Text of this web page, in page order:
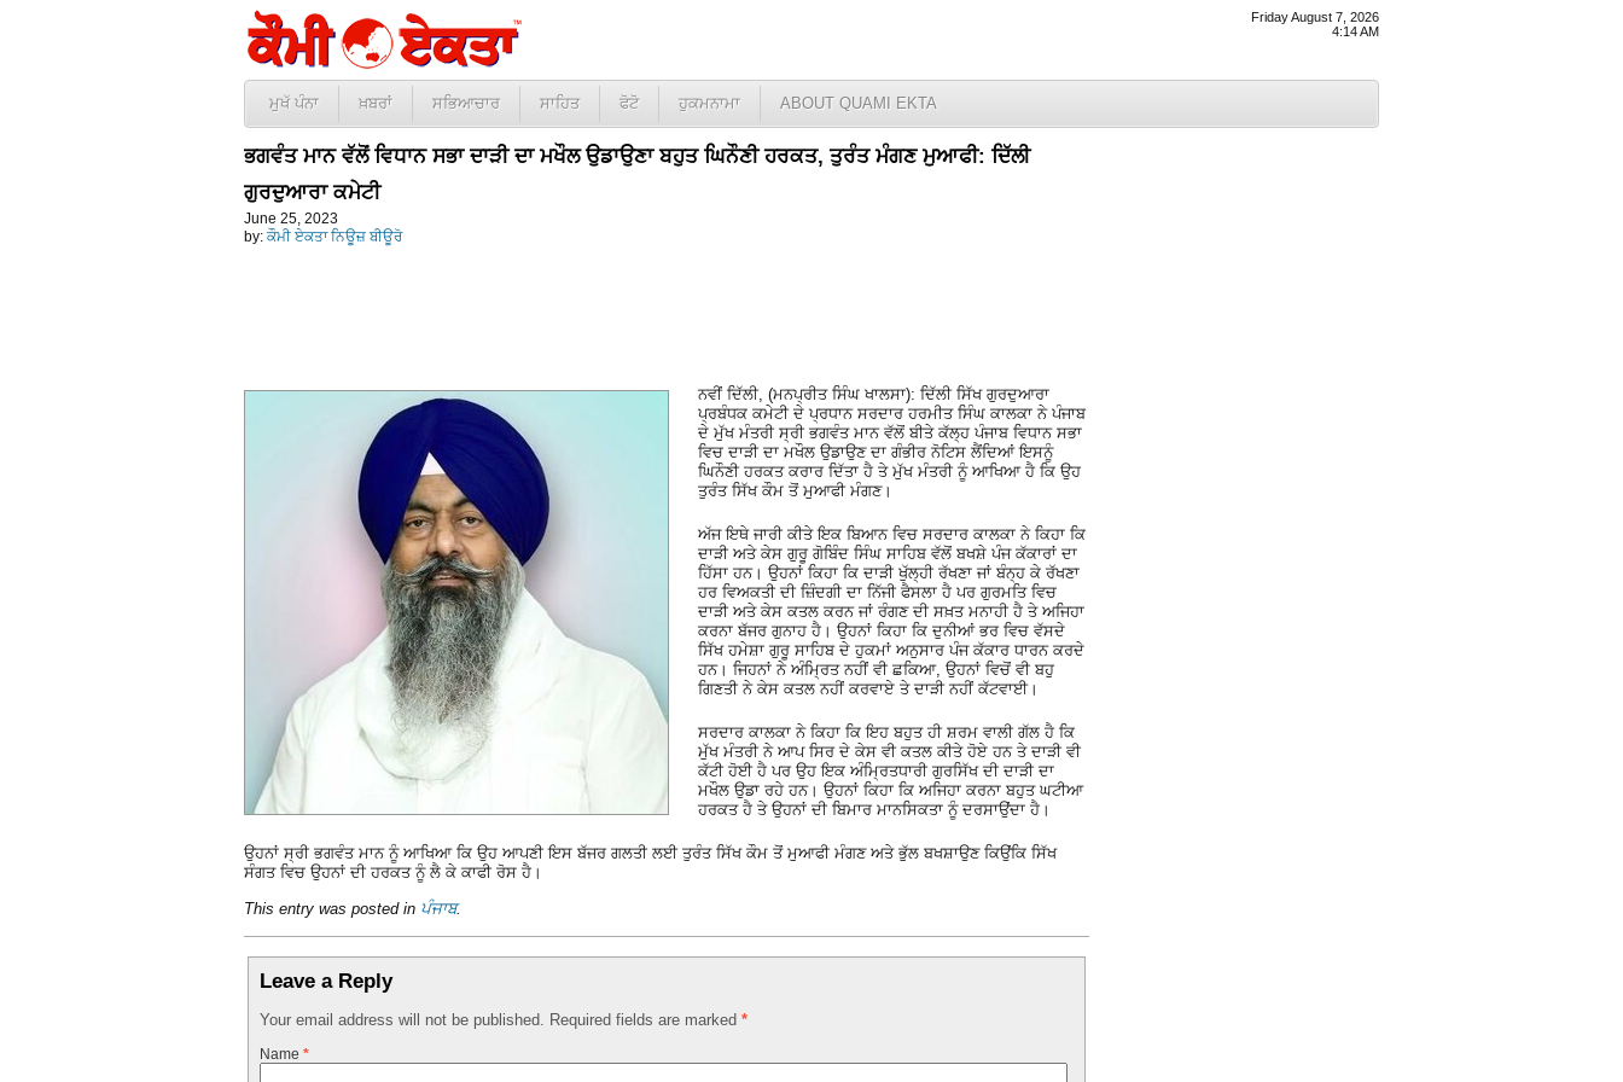
Friday August 7, 2026
4:14 AM
ਮੁਖੱ ਪੰਨਾ ਖ਼ਬਰਾਂ ਸਭਿਆਚਾਰ ਸਾਹਿਤ ਫੋਟੋ ਹੁਕਮਨਾਮਾ ABOUT QUAMI EKTA
ਭਗਵੰਤ ਮਾਨ ਵੱਲੋਂ ਵਿਧਾਨ ਸਭਾ ਦਾੜੀ ਦਾ ਮਖੌਲ ਉਡਾਉਣਾ ਬਹੁਤ ਘਿਨੌਣੀ ਹਰਕਤ, ਤੁਰੰਤ ਮੰਗਣ ਮੁਆਫੀ: ਦਿੱਲੀ
ਗੁਰਦੁਆਰਾ ਕਮੇਟੀ
June 25, 2023
by: ਕੌਮੀ ਏਕਤਾ ਨਿਊਜ਼ ਬੀਊਰੋ
ਨਵੀਂ ਦਿੱਲੀ, (ਮਨਪ੍ਰੀਤ ਸਿੰਘ ਖਾਲਸਾ): ਦਿੱਲੀ ਸਿੱਖ ਗੁਰਦੁਆਰਾ
ਪ੍ਰਬੰਧਕ ਕਮੇਟੀ ਦੇ ਪ੍ਰਧਾਨ ਸਰਦਾਰ ਹਰਮੀਤ ਸਿੰਘ ਕਾਲਕਾ ਨੇ ਪੰਜਾਬ
ਦੇ ਮੁੱਖ ਮੰਤਰੀ ਸ੍ਰੀ ਭਗਵੰਤ ਮਾਨ ਵੱਲੋਂ ਬੀਤੇ ਕੱਲ੍ਹ ਪੰਜਾਬ ਵਿਧਾਨ ਸਭਾ
ਵਿਚ ਦਾੜੀ ਦਾ ਮਖੌਲ ਉਡਾਉਣ ਦਾ ਗੰਭੀਰ ਨੋਟਿਸ ਲੈਂਦਿਆਂ ਇਸਨੂੰ
ਘਿਨੌਣੀ ਹਰਕਤ ਕਰਾਰ ਦਿੱਤਾ ਹੈ ਤੇ ਮੁੱਖ ਮੰਤਰੀ ਨੂੰ ਆਖਿਆ ਹੈ ਕਿ ਉਹ
ਤੁਰੰਤ ਸਿੱਖ ਕੌਮ ਤੋਂ ਮੁਆਫੀ ਮੰਗਣ।
ਅੱਜ ਇਥੇ ਜਾਰੀ ਕੀਤੇ ਇਕ ਬਿਆਨ ਵਿਚ ਸਰਦਾਰ ਕਾਲਕਾ ਨੇ ਕਿਹਾ ਕਿ
ਦਾੜੀ ਅਤੇ ਕੇਸ ਗੁਰੂ ਗੋਬਿੰਦ ਸਿੰਘ ਸਾਹਿਬ ਵੱਲੋਂ ਬਖਸ਼ੇ ਪੰਜ ਕੱਕਾਰਾਂ ਦਾ
ਹਿੱਸਾ ਹਨ। ਉਹਨਾਂ ਕਿਹਾ ਕਿ ਦਾੜੀ ਖੁੱਲ੍ਹੀ ਰੱਖਣਾ ਜਾਂ ਬੰਨ੍ਹ ਕੇ ਰੱਖਣਾ
ਹਰ ਵਿਅਕਤੀ ਦੀ ਜ਼ਿੰਦਗੀ ਦਾ ਨਿੱਜੀ ਫੈਸਲਾ ਹੈ ਪਰ ਗੁਰਮਤਿ ਵਿਚ
ਦਾੜੀ ਅਤੇ ਕੇਸ ਕਤਲ ਕਰਨ ਜਾਂ ਰੰਗਣ ਦੀ ਸਖ਼ਤ ਮਨਾਹੀ ਹੈ ਤੇ ਅਜਿਹਾ
ਕਰਨਾ ਬੱਜਰ ਗੁਨਾਹ ਹੈ। ਉਹਨਾਂ ਕਿਹਾ ਕਿ ਦੁਨੀਆਂ ਭਰ ਵਿਚ ਵੱਸਦੇ
ਸਿੱਖ ਹਮੇਸ਼ਾ ਗੁਰੂ ਸਾਹਿਬ ਦੇ ਹੁਕਮਾਂ ਅਨੁਸਾਰ ਪੰਜ ਕੱਕਾਰ ਧਾਰਨ ਕਰਦੇ
ਹਨ। ਜਿਹਨਾਂ ਨੇ ਅੰਮ੍ਰਿਤ ਨਹੀਂ ਵੀ ਛਕਿਆ, ਉਹਨਾਂ ਵਿਚੋਂ ਵੀ ਬਹੁ
ਗਿਣਤੀ ਨੇ ਕੇਸ ਕਤਲ ਨਹੀਂ ਕਰਵਾਏ ਤੇ ਦਾੜੀ ਨਹੀਂ ਕੱਟਵਾਈ।
ਸਰਦਾਰ ਕਾਲਕਾ ਨੇ ਕਿਹਾ ਕਿ ਇਹ ਬਹੁਤ ਹੀ ਸ਼ਰਮ ਵਾਲੀ ਗੱਲ ਹੈ ਕਿ
ਮੁੱਖ ਮੰਤਰੀ ਨੇ ਆਪ ਸਿਰ ਦੇ ਕੇਸ ਵੀ ਕਤਲ ਕੀਤੇ ਹੋਏ ਹਨ ਤੇ ਦਾੜੀ ਵੀ
ਕੱਟੀ ਹੋਈ ਹੈ ਪਰ ਉਹ ਇਕ ਅੰਮ੍ਰਿਤਧਾਰੀ ਗੁਰਸਿੱਖ ਦੀ ਦਾੜੀ ਦਾ
ਮਖੌਲ ਉਡਾ ਰਹੇ ਹਨ। ਉਹਨਾਂ ਕਿਹਾ ਕਿ ਅਜਿਹਾ ਕਰਨਾ ਬਹੁਤ ਘਟੀਆ
ਹਰਕਤ ਹੈ ਤੇ ਉਹਨਾਂ ਦੀ ਬਿਮਾਰ ਮਾਨਸਿਕਤਾ ਨੂੰ ਦਰਸਾਉਂਦਾ ਹੈ।
ਉਹਨਾਂ ਸ੍ਰੀ ਭਗਵੰਤ ਮਾਨ ਨੂੰ ਆਖਿਆ ਕਿ ਉਹ ਆਪਣੀ ਇਸ ਬੱਜਰ ਗਲਤੀ ਲਈ ਤੁਰੰਤ ਸਿੱਖ ਕੌਮ ਤੋਂ ਮੁਆਫੀ ਮੰਗਣ ਅਤੇ ਭੁੱਲ ਬਖਸ਼ਾਉਣ ਕਿਉਂਕਿ ਸਿੱਖ
ਸੰਗਤ ਵਿਚ ਉਹਨਾਂ ਦੀ ਹਰਕਤ ਨੂੰ ਲੈ ਕੇ ਕਾਫੀ ਰੋਸ ਹੈ।
This entry was posted in ਪੰਜਾਬ.
Leave a Reply
Your email address will not be published. Required fields are marked *
Name *